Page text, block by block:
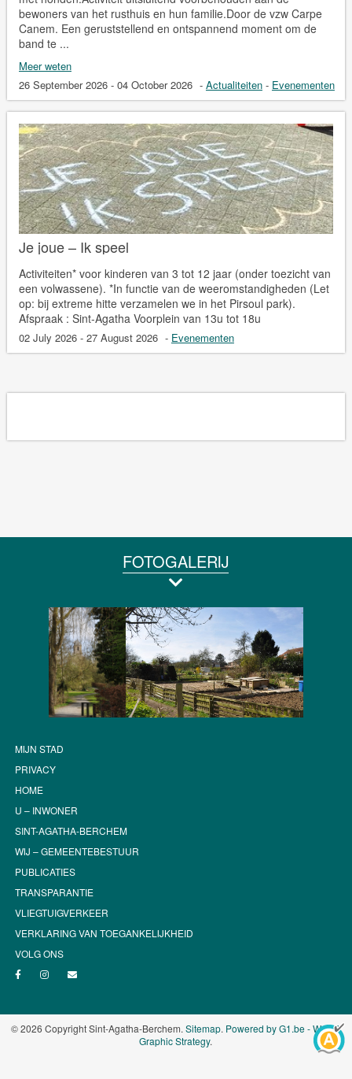
bewoners van het rusthuis en hun familie.Door de vzw Carpe
Canem. Een geruststellend en ontspannend moment om de
band te ...
Meer weten
26 September 2026 - 04 October 2026 - Actualiteiten- Evenementen
Je joue – Ik speel
Activiteiten* voor kinderen van 3 tot 12 jaar (onder toezicht van
een volwassene). *In functie van de weeromstandigheden (Let
op: bij extreme hitte verzamelen we in het Pirsoul park).
Afspraak : Sint-Agatha Voorplein van 13u tot 18u
02 July 2026 - 27 August 2026 - Evenementen
FOTOGALERIJ
MIJN STAD
PRIVACY
HOME
U – INWONER
SINT-AGATHA-BERCHEM
WIJ – GEMEENTEBESTUUR
PUBLICATIES
TRANSPARANTIE
VLIEGTUIGVERKEER
VERKLARING VAN TOEGANKELIJKHEID
VOLG ONS
© 2026 Copyright Sint-Agatha-Berchem. Sitemap. Powered by G1.be - Web &
Graphic Strategy.